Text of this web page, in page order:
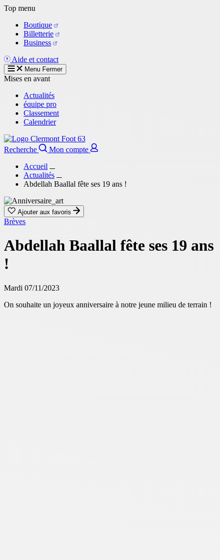
Aller
contenu
principal
Top menu
Boutique
Billetterie
Business
Aide et contact
Menu Fermer
Mises en avant
Actualités
équipe pro
Classement
Calendrier
Recherche
Mon compte
Accueil
Actualités
Abdellah Baallal fête ses 19 ans !
Ajouter aux favoris
Brèves
Abdellah Baallal fête ses 19 ans
!
Mardi 07/11/2023
On souhaite un joyeux anniversaire à notre jeune milieu de terrain !